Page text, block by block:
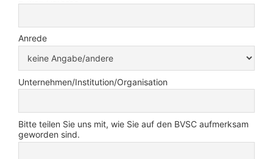
Anrede
Unternehmen/Institution/Organisation
Bitte teilen Sie uns mit, wie Sie auf den BVSC aufmerksam
geworden sind.